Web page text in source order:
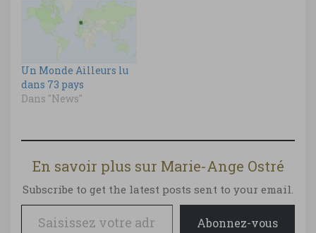
Un Monde Ailleurs lu
dans 73 pays
Dans "News"
En savoir plus sur Marie-Ange Ostré
Subscribe to get the latest posts sent to your email.
Saisissez votre adresse e-mail…
Abonnez-vous